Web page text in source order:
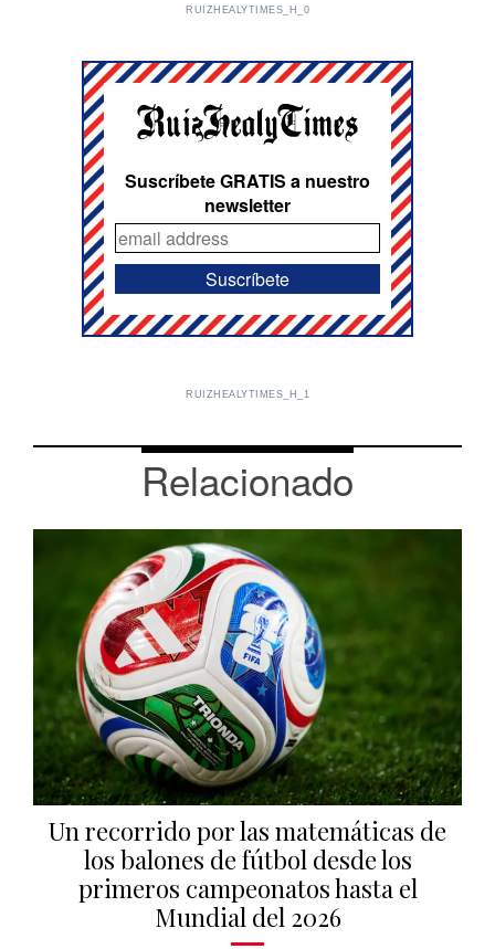
RUIZHEALYTIMES_H_0
Suscríbete GRATIS a nuestro
newsletter
RUIZHEALYTIMES_H_1
Relacionado
Un recorrido por las matemáticas de
los balones de fútbol desde los
primeros campeonatos hasta el
Mundial del 2026